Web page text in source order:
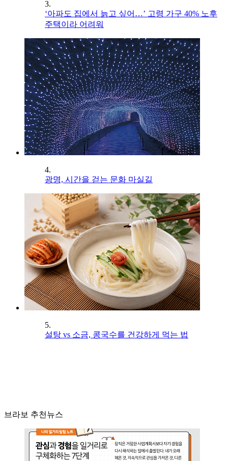
3.
‘아파도 집에서 늙고 싶어…’ 고령 가구 40% 노후
주택이라 어려워
4.
광명, 시간을 걷는 문화 마실길
5.
설탕 vs 소금, 콩국수를 건강하게 먹는 법
브라보 추천뉴스